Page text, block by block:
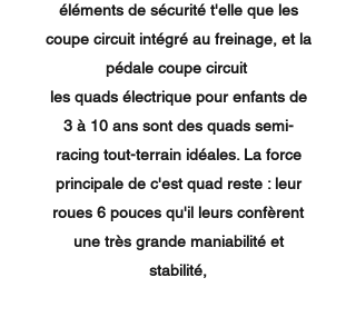
éléments de sécurité t'elle que les
coupe circuit intégré au freinage, et la
pédale coupe circuit
les quads électrique pour enfants de
3 à 10 ans sont des quads semi-
racing tout-terrain idéales. La force
principale de c'est quad reste : leur
roues 6 pouces qu'il leurs confèrent
une très grande maniabilité et
stabilité,